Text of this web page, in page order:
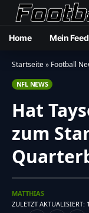
Home Mein Feed
Startseite» Football
NFL NEWS
Hat
zum
ZULETZT AKTUALISIERT:
MATTHIAS